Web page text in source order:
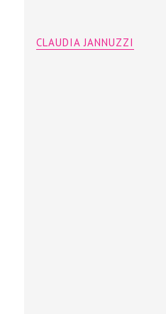
CLAUDIA JANNUZZI